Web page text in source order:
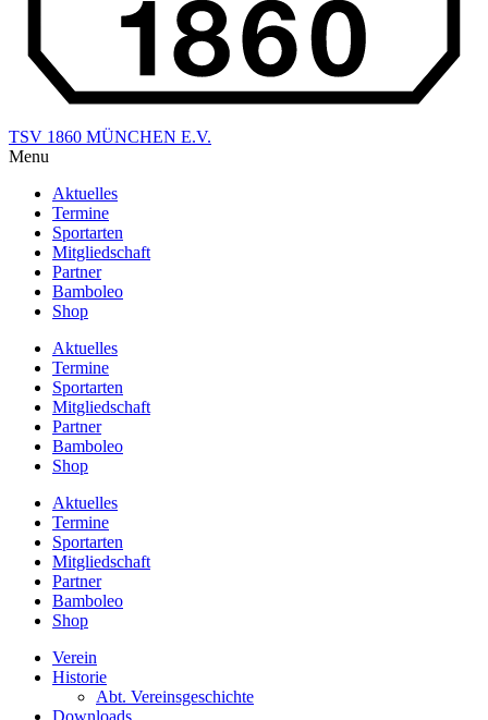
TSV 1860 MÜNCHEN E.V.
Menu
Aktuelles
Termine
Sportarten
Mitgliedschaft
Partner
Bamboleo
Shop
Aktuelles
Termine
Sportarten
Mitgliedschaft
Partner
Bamboleo
Shop
Aktuelles
Termine
Sportarten
Mitgliedschaft
Partner
Bamboleo
Shop
Verein
Historie
Abt. Vereinsgeschichte
Downloads